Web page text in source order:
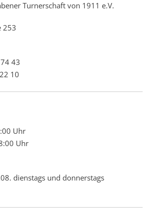
Turnerschaft von 1911 e.V.
253
43
10
Uhr
Uhr
dienstags und donnerstags